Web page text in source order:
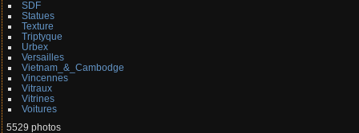
SDF
Statues
Texture
Triptyque
Urbex
Versailles
Vietnam_&_Cambodge
Vincennes
Vitraux
Vitrines
Voitures
5529 photos